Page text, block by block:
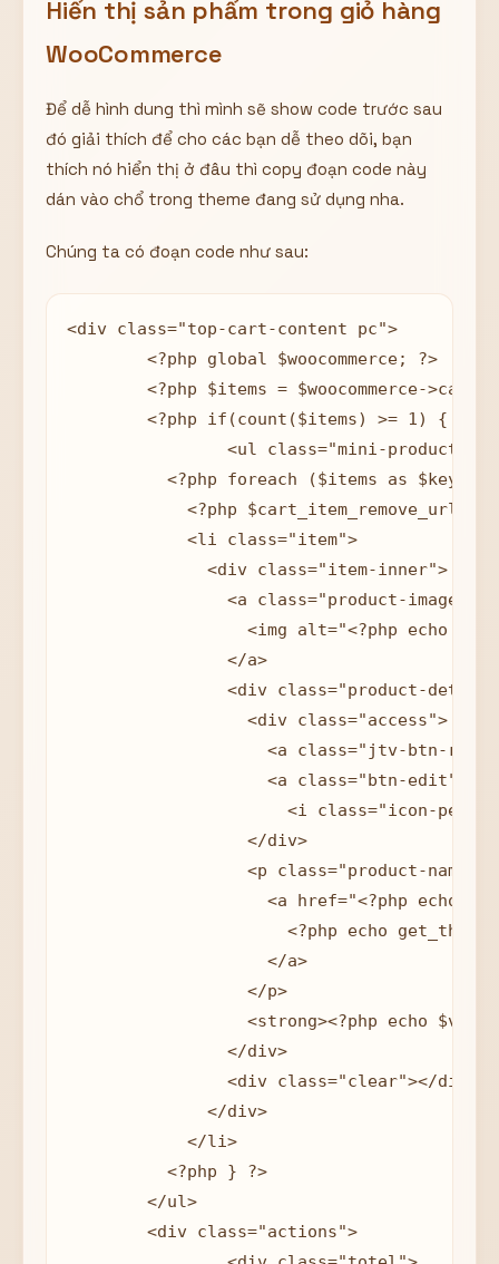
Hiển thị sản phẩm trong giỏ hàng
WooCommerce
Để dễ hình dung thì mình sẽ show code trước sau
đó giải thích để cho các bạn dễ theo dõi, bạn
thích nó hiển thị ở đâu thì copy đoạn code này
dán vào chổ trong theme đang sử dụng nha.
Chúng ta có đoạn code như sau:
<div class="top-cart-content pc">
<?php foreach ($items as $key =>
<?php $cart_item_remove_url =
            <li class="item">
              <div class="item-inner">
<a class="product-image"
<img alt="<?php echo
                </a>
<div class="product-
                  <div class="access">
<a class="jtv-btn-
<a class="btn-edit"
<i class="icon-
                  </div>
                  <p class="product-name">
<a href="<?php echo
<?php echo
                    </a>
                  </p>
<strong><?php echo
                </div>
                <div class="clear"></div>
              </div>
            </li>
          <?php } ?>
        </ul>
        <div class="actions">